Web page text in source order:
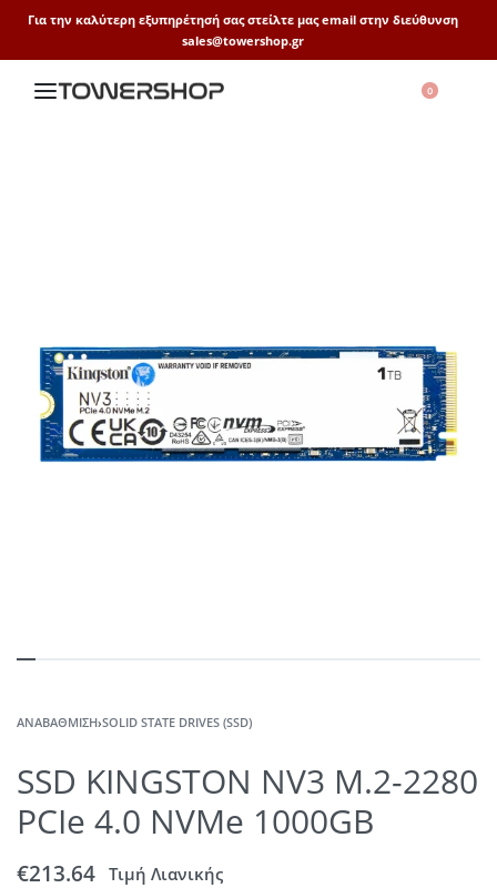
Για την καλύτερη εξυπηρέτησή σας στείλτε μας email στην διεύθυνση
sales@towershop.gr
0
ΑΝΑΒΆΘΜΙΣΗ›SOLID STATE DRIVES (SSD)
SSD KINGSTON NV3 M.2-2280
PCIe 4.0 NVMe 1000GB
€213.64 Τιμή Λιανικής